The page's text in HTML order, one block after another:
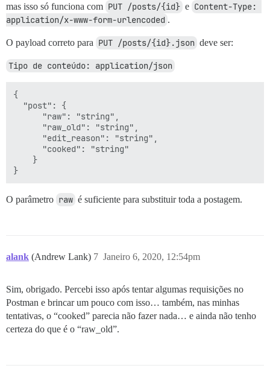
mas isso só funciona com PUT /posts/{id} e Content-Type:
application/x-www-form-urlencoded .
O payload correto para PUT /posts/{id}.json deve ser:
Tipo de conteúdo: application/json
{
  "post": {
      "raw": "string",
      "raw_old": "string",
      "edit_reason": "string",
      "cooked": "string"
    }
O parâmetro raw é suficiente para substituir toda a postagem.
alank (Andrew Lank) Janeiro 6, 2020, 12:54pm
7
Sim, obrigado. Percebi isso após tentar algumas requisições no
Postman e brincar um pouco com isso… também, nas minhas
tentativas, o “cooked” parecia não fazer nada… e ainda não tenho
certeza do que é o “raw_old”.